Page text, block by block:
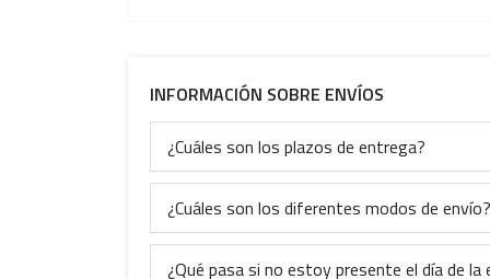
INFORMACIÓN SOBRE ENVÍOS
¿Cuáles son los plazos de entrega?
¿Cuáles son los diferentes modos de envío?
¿Qué pasa si no estoy presente el día de la